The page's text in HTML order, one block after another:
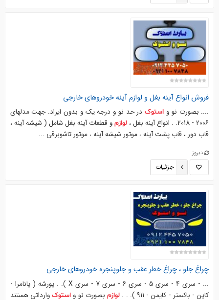
فروش انواع آینه بغل و لوازمآینه خودروهای خارجی
.... بصورت نو و استوکدر حد نو و درجه یک و بدون ایراد. جهت مدلهای
2006 - 2018. . انواع آینه بغل ،
لوازمو قطعات آینه بغل شامل ( شیشه آینه ،
قاب دور ، قاب پشت آینه ، موتور شیشه آینه ، موتور تاشوبرقی ...
دیروز
جزئیات
چراغ جلو ، چراغ خطر عقب و جلوپنجره خودروهای خارجی
... - سری 4 - سری 5 - سری 6 - سری 7 - سری X ). . پورشه ( پانامرا -
کاین - باکستر - کایمن - 911 ). . .
لوازمبصورت نو و استوکوارداتی هستند